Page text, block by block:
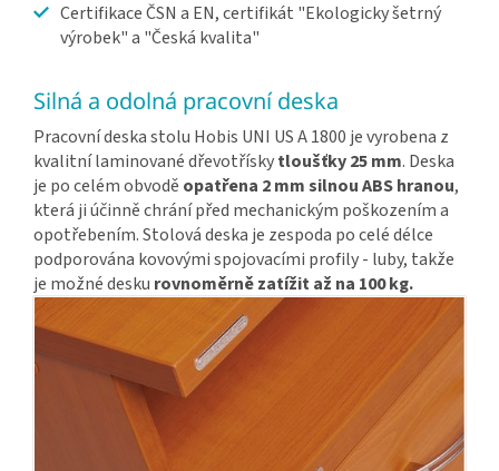
Certifikace ČSN a EN, certifikát "Ekologicky šetrný
výrobek" a "Česká kvalita"
Silná a odolná pracovní deska
Pracovní deska stolu Hobis UNI US A 1800 je vyrobena z
kvalitní laminované dřevotřískytloušťky 25 mm. Deska
je po celém obvodě opatřena 2 mm silnou ABS hranou,
která ji účinně chrání před mechanickým poškozením a
opotřebením. Stolová deska je zespoda po celé délce
podporována kovovými spojovacími profily - luby, takže
je možné desku rovnoměrně zatížit až na 100 kg.